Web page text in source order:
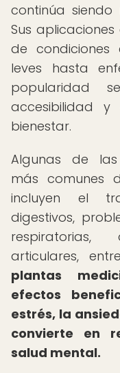
continúa
Sus
de condiciones
leves hasta
popularidad
accesibilidad
bienestar.
Algunas de las
más comunes
incluyen el
digestivos,
articulares,
plantas
efectos
estrés, la
convierte en
salud mental.